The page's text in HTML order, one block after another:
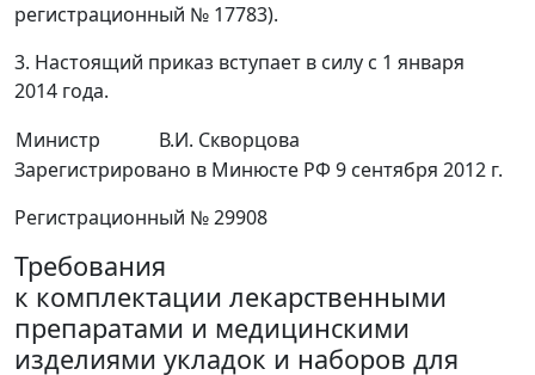
регистрационный № 17783).
3. Настоящий приказ вступает в силу с 1 января
2014 года.
Министр
В.И. Скворцова
Зарегистрировано в Минюсте РФ 9 сентября 2012 г.
Регистрационный № 29908
Требования
к комплектации лекарственными
препаратами и медицинскими
изделиями укладок и наборов для